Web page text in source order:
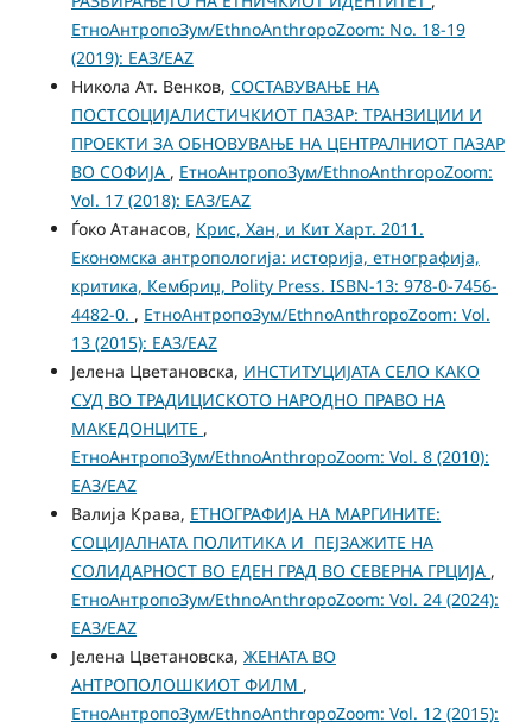
ЕтноАнтропоЗум/EthnoAnthropoZoom: No. 18-19
(2019): ЕАЗ/EAZ
Никола Ат. Венков, СОСТАВУВАЊЕ НА
ПОСТСОЦИЈАЛИСТИЧКИОТ ПАЗАР: ТРАНЗИЦИИ И
ПРОЕКТИ ЗА ОБНОВУВАЊЕ НА ЦЕНТРАЛНИОТ ПАЗАР
ВО СОФИЈА , ЕтноАнтропоЗум/EthnoAnthropoZoom:
Vol. 17 (2018): ЕАЗ/EAZ
Ѓоко Атанасов, Крис, Хан, и Кит Харт. 2011.
Економска антропологија: историја, етнографија,
критика, Кембриџ, Polity Press. ISBN-13: 978-0-7456-
4482-0. , ЕтноАнтропоЗум/EthnoAnthropoZoom: Vol.
13 (2015): ЕАЗ/EAZ
Јелена Цветановска, ИНСТИТУЦИЈАТА СЕЛО КАКО
СУД ВО ТРАДИЦИСКОТО НАРОДНО ПРАВО НА
МАКЕДОНЦИТЕ ,
ЕтноАнтропоЗум/EthnoAnthropoZoom: Vol. 8 (2010):
ЕАЗ/EAZ
Валија Крава, ЕТНОГРАФИЈА НА МАРГИНИТЕ:
СОЦИЈАЛНАТА ПОЛИТИКА И ПЕЈЗАЖИТЕ НА
СОЛИДАРНОСТ ВО ЕДЕН ГРАД ВО СЕВЕРНА ГРЦИЈА ,
ЕтноАнтропоЗум/EthnoAnthropoZoom: Vol. 24 (2024):
ЕАЗ/EAZ
Јелена Цветановска, ЖЕНАТА ВО
АНТРОПОЛОШКИОТ ФИЛМ ,
ЕтноАнтропоЗум/EthnoAnthropoZoom: Vol. 12 (2015):